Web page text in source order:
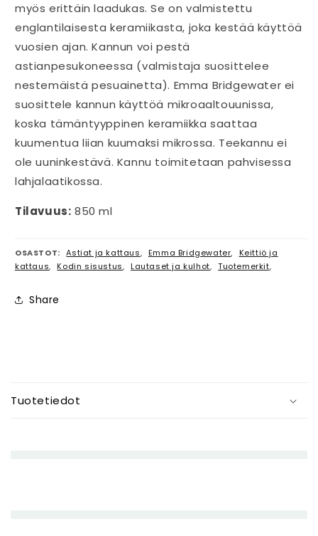
myös erittäin laadukas. Se on valmistettu
englantilaisesta keramiikasta, joka kestää käyttöä
vuosien ajan. Kannun voi pestä
astianpesukoneessa (valmistaja suosittelee
nestemäistä pesuainetta). Emma Bridgewater ei
suosittele kannun käyttöä mikroaaltouunissa,
koska tämäntyyppinen keramiikka saattaa
kuumentua liian kuumaksi mikrossa. Teekannu ei
ole uuninkestävä. Kannu toimitetaan pahvisessa
lahjalaatikossa.
Tilavuus: 850 ml
OSASTOT: Astiat ja kattaus, Emma Bridgewater,
Keittiö ja
kattaus, Kodin sisustus, Lautaset ja kulhot, Tuotemerkit,
Share
e
Tuotetiedot